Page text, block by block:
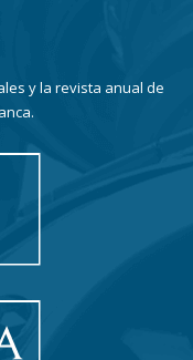
y la revista anual de